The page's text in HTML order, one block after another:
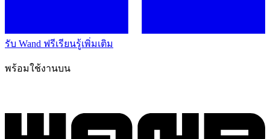
รับ Wand ฟรีเรียนรู้เพิ่มเติม
พร้อมใช้งานบน